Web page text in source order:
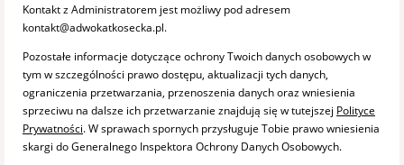
Kontakt z Administratorem jest możliwy pod adresem
kontakt@adwokatkosecka.pl.
Pozostałe informacje dotyczące ochrony Twoich danych osobowych w
tym w szczególności prawo dostępu, aktualizacji tych danych,
ograniczenia przetwarzania, przenoszenia danych oraz wniesienia
sprzeciwu na dalsze ich przetwarzanie znajdują się w tutejszej Polityce
Prywatności. W sprawach spornych przysługuje Tobie prawo wniesienia
skargi do Generalnego Inspektora Ochrony Danych Osobowych.